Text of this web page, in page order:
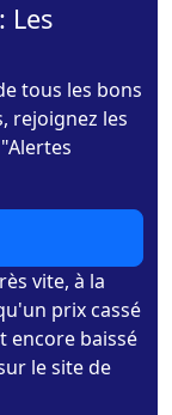
Les
tous les bons
rejoignez les
vite, à la
prix cassé
encore baissé
le site de